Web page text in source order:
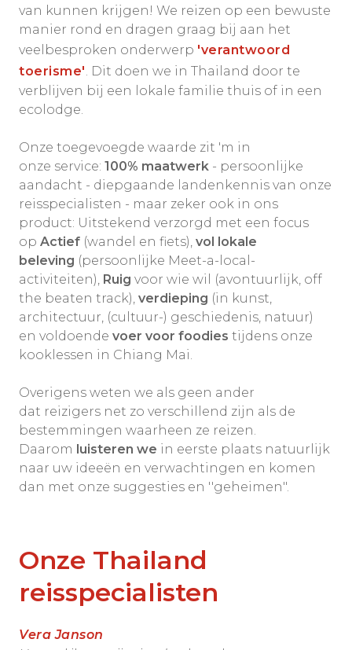
van kunnen krijgen! We reizen op een bewuste
manier rond en dragen graag bij aan het
veelbesproken onderwerp 'verantwoord
toerisme' . Dit doen we in Thailand door te
verblijven bij een lokale familie thuis of in een
ecolodge.
Onze toegevoegde waarde zit 'm in
onze service: 100% maatwerk - persoonlijke
aandacht - diepgaande landenkennis van onze
reisspecialisten - maar zeker ook in ons
product: Uitstekend verzorgd met een focus
op Actief (wandel en fiets), vol lokale
beleving (persoonlijke Meet-a-local-
activiteiten), Ruig voor wie wil (avontuurlijk, off
the beaten track), verdieping (in kunst,
architectuur, (cultuur-) geschiedenis, natuur)
en voldoende voer voor foodies tijdens onze
kooklessen in Chiang Mai.
Overigens weten we als geen ander
dat reizigers net zo verschillend zijn als de
bestemmingen waarheen ze reizen.
Daarom luisteren we in eerste plaats natuurlijk
naar uw ideeën en verwachtingen en komen
dan met onze suggesties en ''geheimen".
Onze Thailand
reisspecialisten
Vera Janson